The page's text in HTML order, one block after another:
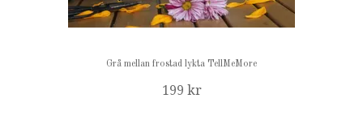
Grå mellan frostad lykta TellMeMore
199 kr